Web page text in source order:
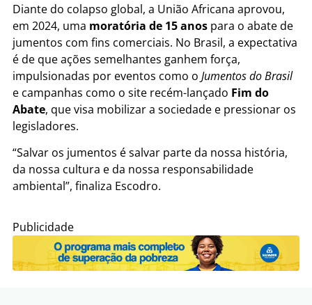
Diante do colapso global, a União Africana aprovou,
em 2024, uma moratória de 15 anos para o abate de
jumentos com fins comerciais. No Brasil, a expectativa
é de que ações semelhantes ganhem força,
impulsionadas por eventos como o Jumentos do Brasil
e campanhas como o site recém-lançado Fim do
Abate, que visa mobilizar a sociedade e pressionar os
legisladores.
“Salvar os jumentos é salvar parte da nossa história,
da nossa cultura e da nossa responsabilidade
ambiental”, finaliza Escodro.
Publicidade